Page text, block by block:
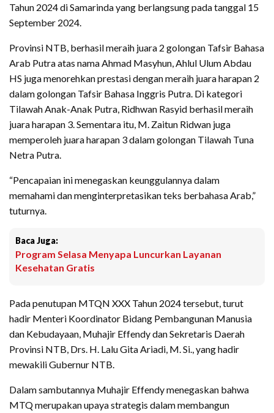
Tahun 2024 di Samarinda yang berlangsung pada tanggal 15
September 2024.
Provinsi NTB, berhasil meraih juara 2 golongan Tafsir Bahasa
Arab Putra atas nama Ahmad Masyhun, Ahlul Ulum Abdau
HS juga menorehkan prestasi dengan meraih juara harapan 2
dalam golongan Tafsir Bahasa Inggris Putra. Di kategori
Tilawah Anak-Anak Putra, Ridhwan Rasyid berhasil meraih
juara harapan 3. Sementara itu, M. Zaitun Ridwan juga
memperoleh juara harapan 3 dalam golongan Tilawah Tuna
Netra Putra.
“Pencapaian ini menegaskan keunggulannya dalam
memahami dan menginterpretasikan teks berbahasa Arab,”
tuturnya.
Baca Juga:
Program Selasa Menyapa Luncurkan Layanan
Kesehatan Gratis
Pada penutupan MTQN XXX Tahun 2024 tersebut, turut
hadir Menteri Koordinator Bidang Pembangunan Manusia
dan Kebudayaan, Muhajir Effendy dan Sekretaris Daerah
Provinsi NTB, Drs. H. Lalu Gita Ariadi, M. Si., yang hadir
mewakili Gubernur NTB.
Dalam sambutannya Muhajir Effendy menegaskan bahwa
MTQ merupakan upaya strategis dalam membangun